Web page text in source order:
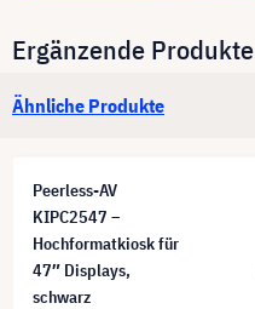
Ergänzende Produkte
Ähnliche Produkte
Peerless-AV
KIPC2547 –
Hochformatkiosk für
47″ Displays,
schwarz